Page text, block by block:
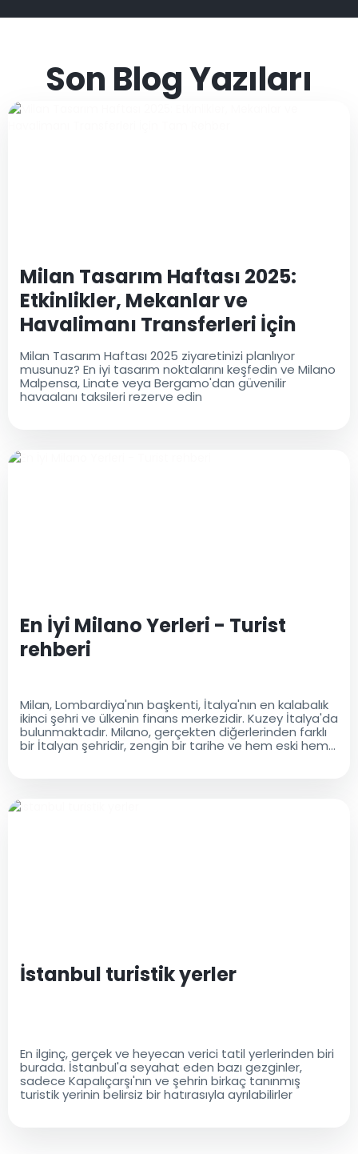
Son Blog Yazıları
Milan Tasarım Haftası 2025:
Etkinlikler, Mekanlar ve
Havalimanı Transferleri İçin
Tam Rehber
Milan Tasarım Haftası 2025 ziyaretinizi planlıyor
musunuz? En iyi tasarım noktalarını keşfedin ve Milano
Malpensa, Linate veya Bergamo'dan güvenilir
havaalanı taksileri rezerve edin
En İyi Milano Yerleri - Turist
rehberi
Milan, Lombardiya'nın başkenti, İtalya'nın en kalabalık
ikinci şehri ve ülkenin finans merkezidir. Kuzey İtalya'da
bulunmaktadır. Milano, gerçekten diğerlerinden farklı
bir İtalyan şehridir, zengin bir tarihe ve hem eski hem
İstanbul turistik yerler
En ilginç, gerçek ve heyecan verici tatil yerlerinden biri
burada. İstanbul'a seyahat eden bazı gezginler,
sadece Kapalıçarşı'nın ve şehrin birkaç tanınmış
turistik yerinin belirsiz bir hatırasıyla ayrılabilirler